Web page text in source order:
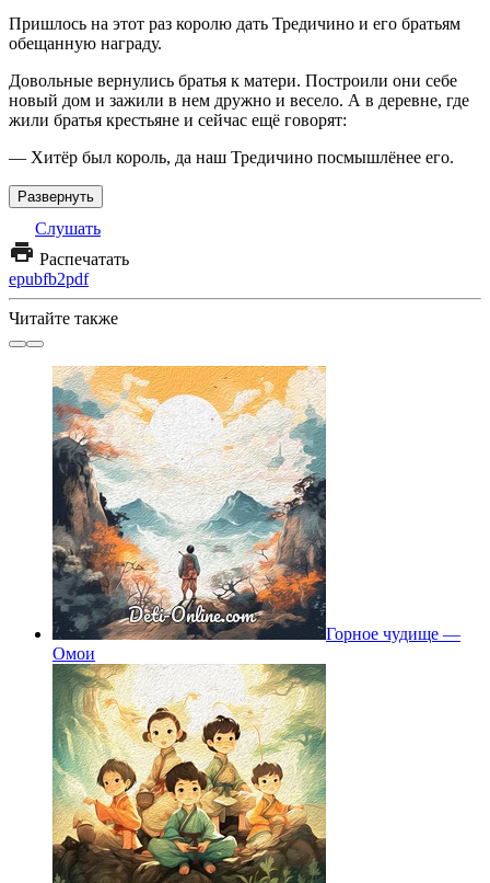
Пришлось на этот раз королю дать Тредичино и его братьям
обещанную награду.
Довольные вернулись братья к матери. Построили они себе
новый дом и зажили в нем дружно и весело. А в деревне, где
жили братья крестьяне и сейчас ещё говорят:
— Хитёр был король, да наш Тредичино посмышлёнее его.
Развернуть
Слушать
Распечатать
epubfb2pdf
Читайте также
Горное чудище —
Омои